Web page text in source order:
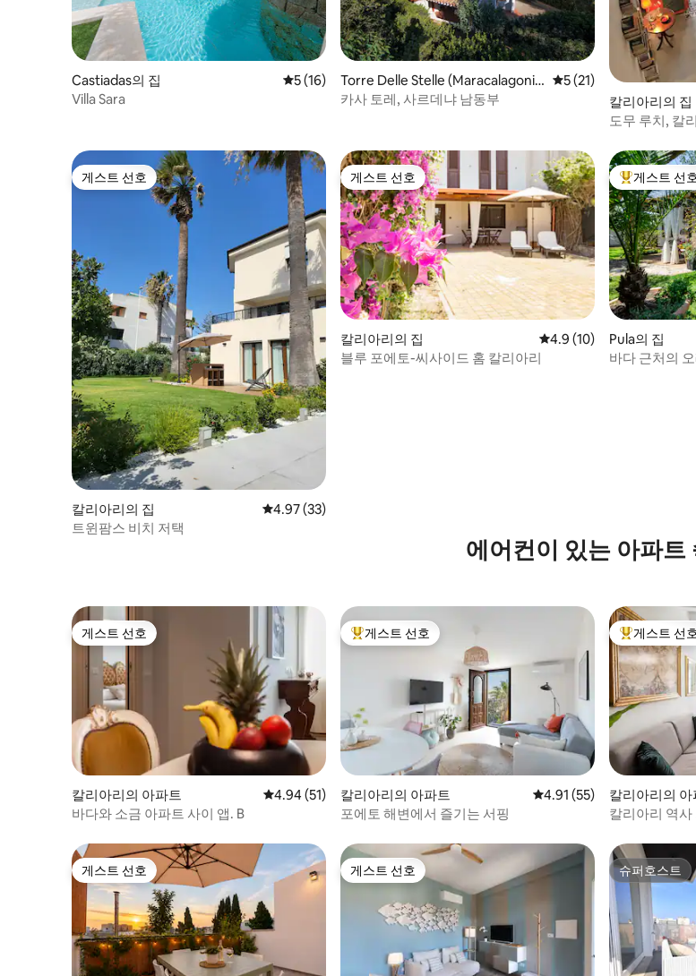
Castiadas의 집 평점 5점(5점 만점), 후기 16개
5 (16)
Villa Sara
Torre Delle Stelle (Maracalagonis)
의 집
평점 5점(5점 만점), 후
5 (21)
카사 토레, 사르데냐 남동부
칼리아리의 집
도무 루치, 칼
게스트 선호
게스트 선호
칼리아리의 집 평점 4.97점(5점 만점), 후기 33개
4.97 (33)
트윈팜스 비치 저택
게스트 선호
게스트 선호
칼리아리의 집 평점 4.9점(5점 만점), 후기
4.9 (10)
블루 포에토-씨사이드 홈 칼리아리
상위 게스트
게스트 선
Pula의 집
바다 근처의
에어컨이 있는 아파트
게스트 선호
게스트 선호
칼리아리의 아파트 평점 4.94점(5점 만점), 후기 51개
4.94 (51)
바다와 소금 아파트 사이 앱. B
상위 게스트 선호
게스트 선호
칼리아리의 아파트 평점 4.91점(5점 만점), 후기
4.91 (55)
포에토 해변에서 즐기는 서핑
상위 게스트
게스트 선
칼리아리의 아
칼리아리 역
게스트 선호
게스트 선호 게스트 선호
게스트 선호 슈퍼호스트
슈퍼호스트